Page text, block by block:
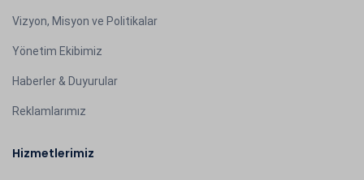
Vizyon, Misyon ve Politikalar
Yönetim Ekibimiz
Haberler & Duyurular
Reklamlarımız
Hizmetlerimiz